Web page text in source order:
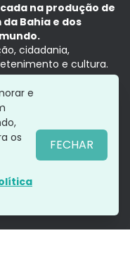
na produção de
Bahia e dos
cidadania,
e cultura.
tempo presente,
e
os
FECHAR